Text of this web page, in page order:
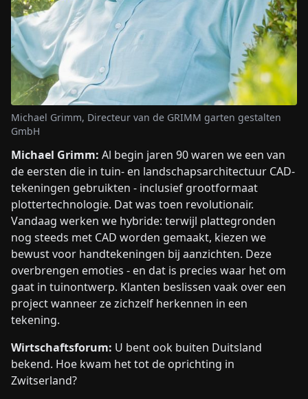
Michael Grimm, Directeur van de GRIMM garten gestalten
GmbH
Michael Grimm: Al begin jaren 90 waren we een van
de eersten die in tuin- en landschapsarchitectuur CAD-
tekeningen gebruikten - inclusief grootformaat
plottertechnologie. Dat was toen revolutionair.
Vandaag werken we hybride: terwijl plattegronden
nog steeds met CAD worden gemaakt, kiezen we
bewust voor handtekeningen bij aanzichten. Deze
overbrengen emoties - en dat is precies waar het om
gaat in tuinontwerp. Klanten beslissen vaak over een
project wanneer ze zichzelf herkennen in een
tekening.
Wirtschaftsforum: U bent ook buiten Duitsland
bekend. Hoe kwam het tot de oprichting in
Zwitserland?